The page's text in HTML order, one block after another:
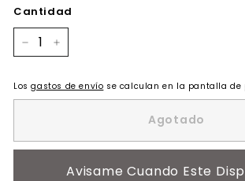
Cantidad
Losgastos de envío se calculan en la pantalla de
Agotado
Avisame Cuando Este